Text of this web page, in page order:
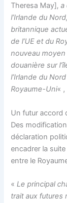
Theresa May],a
l’Irlande du
britannique
de l’UE et du
nouveau moyen
douanière sur
l’Irlande du
Royaume-Uni«
Un futur accord
Des
déclaration
encadrer la
entre le
«Le principal
trait aux futures